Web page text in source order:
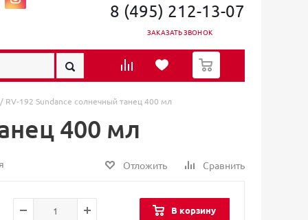
8 (495) 212-13-07
ЗАКАЗАТЬ ЗВОНОК
0
RV-192 Sundance солнечный танец 400 мл
400 мл
Отложить Сравнить
В корзину